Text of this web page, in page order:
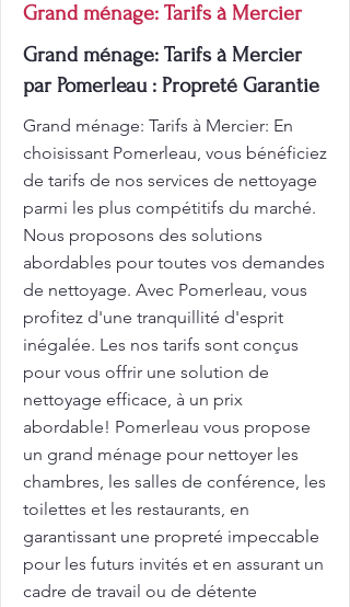
Grand ménage: Tarifs à Mercier
Grand ménage: Tarifs à Mercier
par Pomerleau : Propreté Garantie
Grand ménage: Tarifs à Mercier: En
choisissant Pomerleau, vous bénéficiez
de tarifs de nos services de nettoyage
parmi les plus compétitifs du marché.
Nous proposons des solutions
abordables pour toutes vos demandes
de nettoyage. Avec Pomerleau, vous
profitez d'une tranquillité d'esprit
inégalée. Les nos tarifs sont conçus
pour vous offrir une solution de
nettoyage efficace, à un prix
abordable! Pomerleau vous propose
un grand ménage pour nettoyer les
chambres, les salles de conférence, les
toilettes et les restaurants, en
garantissant une propreté impeccable
pour les futurs invités et en assurant un
cadre de travail ou de détente